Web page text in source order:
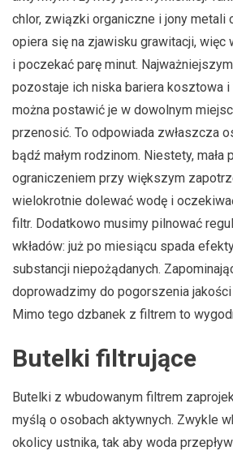
chlor, związki organiczne i jony metali
opiera się na zjawisku grawitacji, więc
i poczekać parę minut.
pozostaje ich niska bariera kosztowa
można postawić je w dowolnym
przenosić. To odpowiada zwłaszcza
bądź małym rodzinom. Niestety, mała
ograniczeniem przy większym
wielokrotnie dolewać wodę i
filtr. Dodatkowo musimy pilnować
wkładów: już po miesiącu spada
substancji niepożądanych.
doprowadzimy do pogorszenia
Mimo tego dzbanek z filtrem to
Butelki filtrujące
Butelki z wbudowanym filtrem
myślą o osobach aktywnych. Zwykle
okolicy ustnika, tak aby woda